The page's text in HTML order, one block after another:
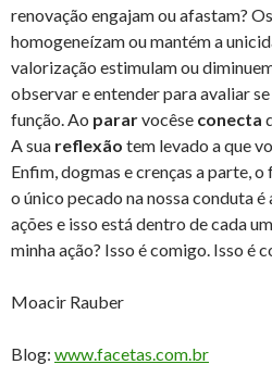
renovação engajam ou afastam?
homogeneízam ou mantém a
valorização estimulam ou
observar e entender para avaliar
função. Ao pararvocêse conecta
A sua reflexão tem levado a que
Enfim, dogmas e crenças a parte,
o único pecado na nossa conduta é
ações e isso está dentro de cada
minha ação? Isso é comigo. Isso é
Moacir Rauber
Blog: www.facetas.com.br